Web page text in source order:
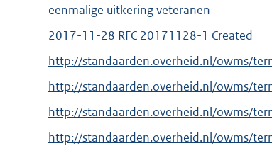
r
n
l
i
n
:
e
r
n
l
i
n
e
r
n
l
i
eenmalige uitkering veteranen
2017-11-28 RFC 20171128-1 Created
http://standaarden.overheid.nl/owms/
http://standaarden.overheid.nl/owms/
http://standaarden.overheid.nl/owms/
http://standaarden.overheid.nl/owms/